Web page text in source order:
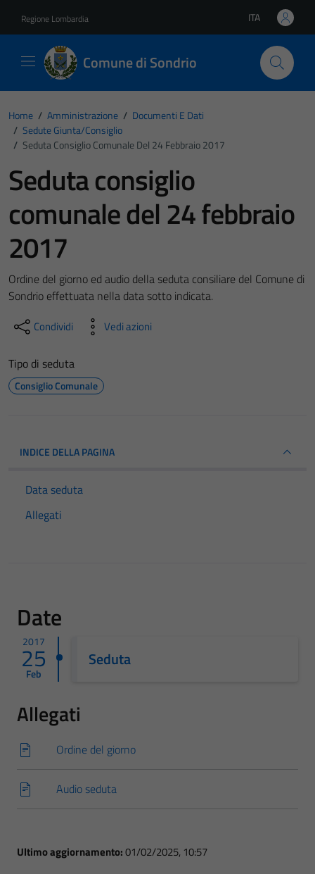
Regione Lombardia Lingua attiva:
ITA
Comune di Sondrio
Home / Amministrazione / Documenti E Dati
/ Sedute Giunta/consiglio
/ Seduta Consiglio Comunale Del 24 Febbraio 2017
Seduta consiglio
comunale del 24 febbraio
2017
Ordine del giorno ed audio della seduta consiliare del Comune di
Sondrio effettuata nella data sotto indicata.
Condividi Vedi azioni
Tipo di seduta
Consiglio Comunale
INDICE DELLA PAGINA
Data seduta
Allegati
Date
2017
25
Feb
Seduta
Allegati
Ordine del giorno
Audio seduta
Ultimo aggiornamento:01/02/2025, 10:57